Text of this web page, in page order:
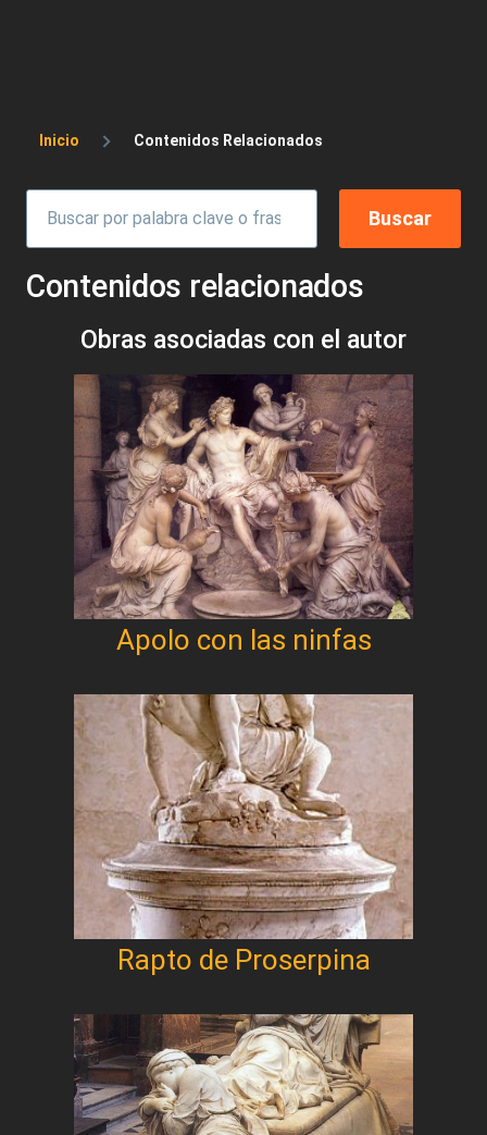
Sobrescribir enlaces de ayuda a la
Inicio Contenidos Relacionados
Contenidos relacionados
Obras asociadas con el autor
Apolo con las ninfas
Rapto de Proserpina